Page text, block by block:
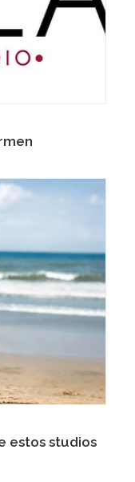
estos studios